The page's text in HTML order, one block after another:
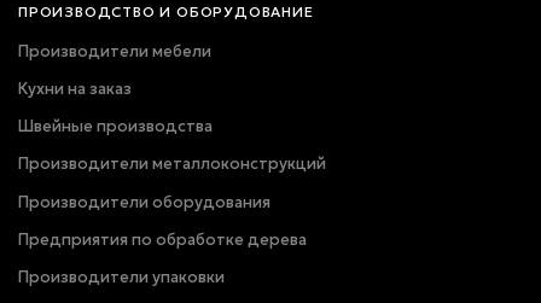
ПРОИЗВОДСТВО И ОБОРУДОВАНИЕ
Производители мебели
Кухни на заказ
Швейные производства
Производители металлоконструкций
Производители оборудования
Предприятия по обработке дерева
Производители упаковки